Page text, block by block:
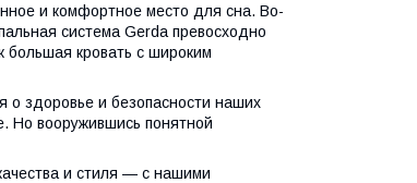
и комфортное место для сна. Во-
система Gerda превосходно
большая кровать с широким
здоровье и безопасности наших
Но вооружившись понятной
и стиля — с нашими